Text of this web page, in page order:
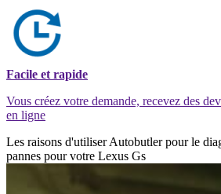
Facile et rapide
Vous créez votre demande, recevez des
en ligne
Les raisons d'utiliser Autobutler pour le
pannes pour votre Lexus Gs